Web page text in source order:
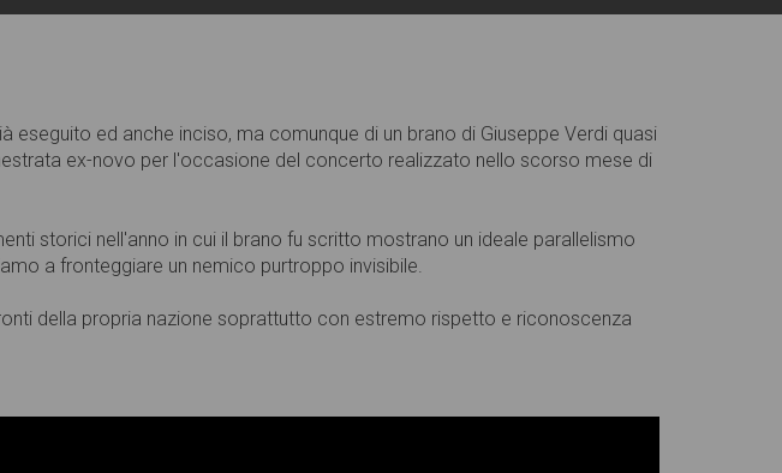
ed anche inciso, ma comunque di un brano di Giuseppe Verdi quasi
ex-novo per l'occasione del concerto realizzato nello scorso mese di
storici nell'anno in cui il brano fu scritto mostrano un ideale parallelismo
a fronteggiare un nemico purtroppo invisibile.
della propria nazione soprattutto con estremo rispetto e riconoscenza